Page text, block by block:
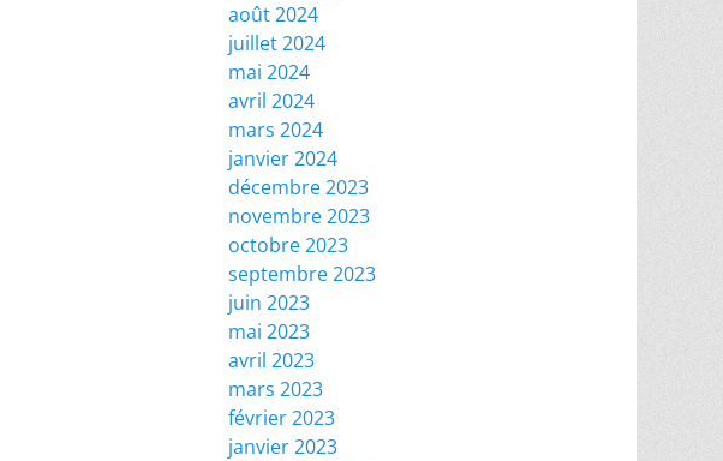
août 2024
juillet 2024
mai 2024
avril 2024
mars 2024
janvier 2024
décembre 2023
novembre 2023
octobre 2023
septembre 2023
juin 2023
mai 2023
avril 2023
mars 2023
février 2023
janvier 2023